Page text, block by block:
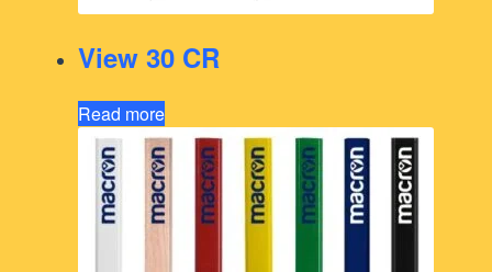
View 30 CR
Read more